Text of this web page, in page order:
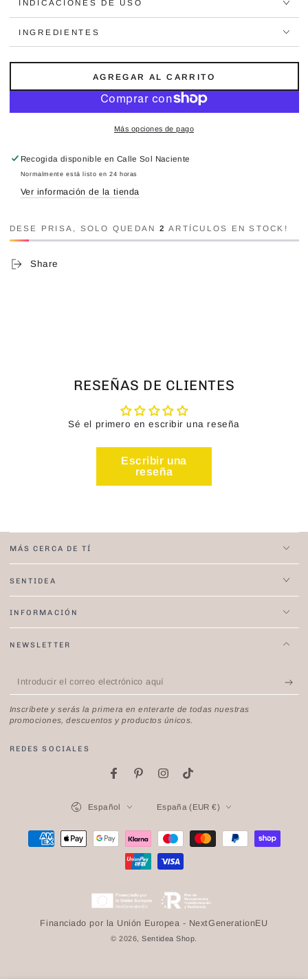
INDICACIONES DE USO
INGREDIENTES
AGREGAR AL CARRITO
Más opciones de pago
Recogida disponible en Calle Sol Naciente
Normalmente está listo en 24 horas
Ver información de la tienda
DESE PRISA, SOLO QUEDAN 2 ARTÍCULOS EN STOCK!
Share
RESEÑAS DE CLIENTES
Sé el primero en escribir una reseña
Escribir una
reseña
MÁS CERCA DE TÍ
SENTIDEA
INFORMACIÓN
NEWSLETTER
Introducir
el
correo
Inscríbete y serás la primera en enterarte de todas nuestras
promociones, descuentos y productos únicos.
REDES SOCIALES
FacebookPinterestInstagramTikTok
Financiado por la Unión Europea - NextGenerationEU
© 2026,Sentidea Shop
Español España (EUR €)
Métodos